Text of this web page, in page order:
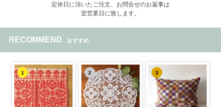
定休日に頂いたご注文、お問合せのお返事は
翌営業日に致します。
RECOMMEND おすすめ
1 2 3